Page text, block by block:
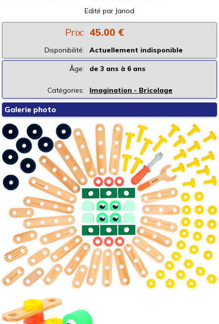
Edité par Janod
Prix: 45.00 €
Disponibilité: Actuellement indisponible
Âge: de 3 ans à 6 ans
Catégories: Imagination - Bricolage
Galerie photo